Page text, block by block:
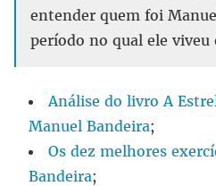
entender quem foi
período no qual ele viveu
Análise do livro A
Manuel Bandeira;
Os dez melhores
Bandeira;